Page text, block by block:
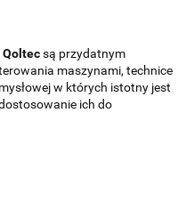
Qoltecsą przydatnym
maszynami, technice
w których istotny jest
ich do